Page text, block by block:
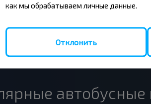
автобусные
как мы обрабатываем личные данные.
Отклонить